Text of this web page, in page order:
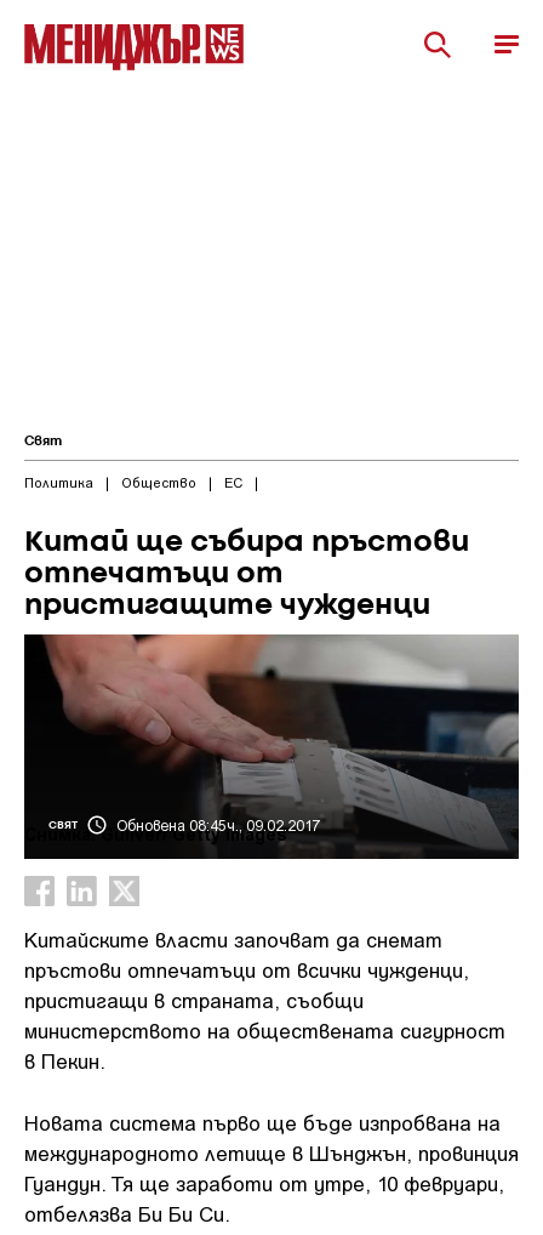
Свят
Политика | Общество | ЕС |
Китай ще събира пръстови
отпечатъци от
пристигащите чужденци
СВЯТ Обновена 08:45ч., 09.02.2017
Снимка: Guliver/ Getty Images
Китайските власти започват да снемат
пръстови отпечатъци от всички чужденци,
пристигащи в страната, съобщи
министерството на обществената сигурност
в Пекин.
Новата система първо ще бъде изпробвана на
международното летище в Шънджън, провинция
Гуандун. Тя ще заработи от утре, 10 февруари,
отбелязва Би Би Си.